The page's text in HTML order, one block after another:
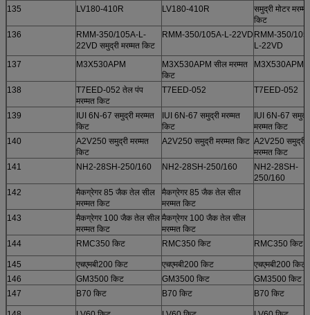
135 LV180-410R LV180-410R
समुद्री मोटर मरम्मत
किट
136
RMM-350/105A-L-
22VD समुद्री मरम्मत किट
RMM-350/105A-L-22VD RMM-350/
L-22VD
137
M3X530APM
M3X530APM सील मरम्मत
किट
M3X530APM
138
T7EED-052 तेल पंप
मरम्मत किट
T7EED-052 T7EED-052
139
IUI 6N-67 समुद्री मरम्मत
किट
IUI 6N-67 समुद्री मरम्मत
किट
IUI 6N-67
मरम्मत किट
140
A2V250 समुद्री मरम्मत
किट
A2V250 समुद्री मरम्मत किट A2V250 समुद्री
मरम्मत किट
141
NH2-28SH-250/160 NH2-28SH-250/160
NH2-28SH-
250/160
142
मैकग्रेगर 85 जैक तेल सील
मरम्मत किट
मैकग्रेगर 85 जैक तेल सील
मरम्मत किट
143
मैकग्रेगर 100 जैक तेल सील
मरम्मत किट
मैकग्रेगर 100 जैक तेल सील
मरम्मत किट
144
RMC350 किट RMC350 किट RMC350 किट
145 एचएमबी200 किट एचएमबी200 किट
एचएमबी200 किट
146
GM3500 किट GM3500 किट
GM3500 किट
147
B70 किट B70 किट B70 किट